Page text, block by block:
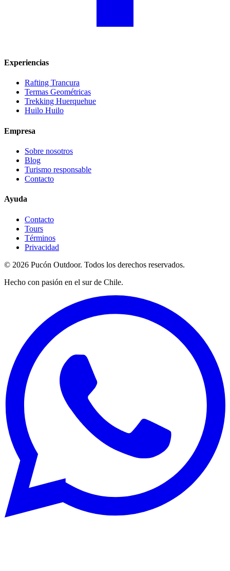
Experiencias
Rafting Trancura
Termas Geométricas
Trekking Huerquehue
Huilo Huilo
Empresa
Sobre nosotros
Blog
Turismo responsable
Contacto
Ayuda
Contacto
Tours
Términos
Privacidad
© 2026 Pucón Outdoor. Todos los derechos reservados.
Hecho con pasión en el sur de Chile.